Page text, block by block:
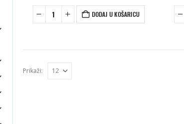
DODAJ U KOŠARICU
Prikaži: